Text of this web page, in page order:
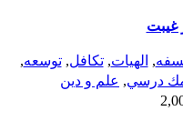
غیبت
, الهيات,تکافل,توسعه,
درسي, علم و دین